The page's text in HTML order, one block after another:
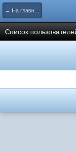
← На главную
Список